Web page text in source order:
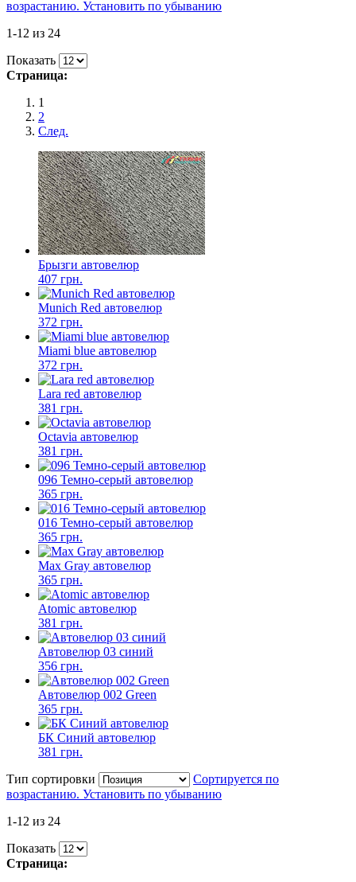
возрастанию. Установить по убыванию
1-12 из 24
Показать
Страница:
1
2
След.
Брызги автовелюр
407 грн.
Munich Red автовелюр
372 грн.
Miami blue автовелюр
372 грн.
Lara red автовелюр
381 грн.
Octavia автовелюр
381 грн.
096 Темно-серый автовелюр
365 грн.
016 Темно-серый автовелюр
365 грн.
Max Gray автовелюр
365 грн.
Atomic автовелюр
381 грн.
Автовелюр 03 синий
356 грн.
Автовелюр 002 Green
365 грн.
БК Синий автовелюр
381 грн.
Тип сортировки
Сортируется по
возрастанию. Установить по убыванию
1-12 из 24
Показать
Страница: